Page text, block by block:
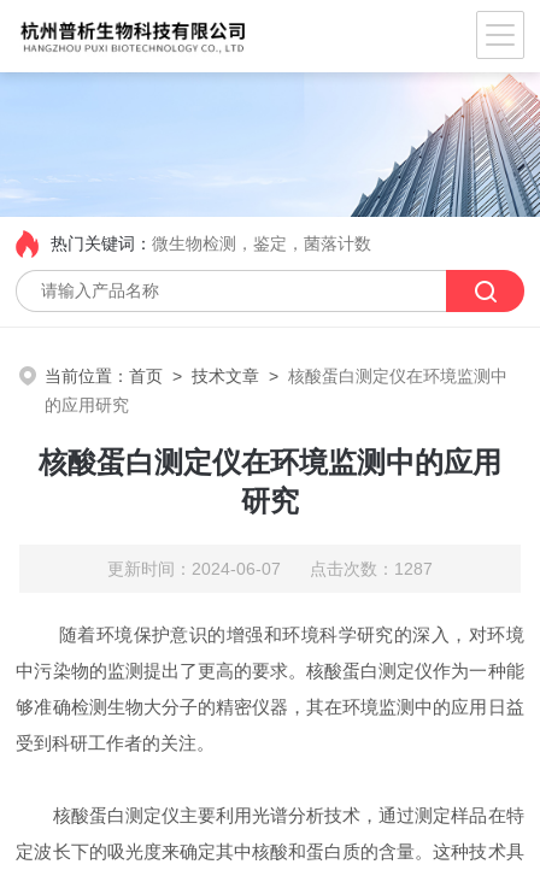
热门关键词：微生物检测，鉴定，菌落计数
当前位置：首页 >技术文章 >核酸蛋白测定仪在环境监测中
的应用研究
核酸蛋白测定仪在环境监测中的应用
研究
更新时间：2024-06-07 点击次数：1287
随着环境保护意识的增强和环境科学研究的深入，对环境
中污染物的监测提出了更高的要求。核酸蛋白测定仪作为一种能
够准确检测生物大分子的精密仪器，其在环境监测中的应用日益
受到科研工作者的关注。
核酸蛋白测定仪主要利用光谱分析技术，通过测定样品在特
定波长下的吸光度来确定其中核酸和蛋白质的含量。这种技术具